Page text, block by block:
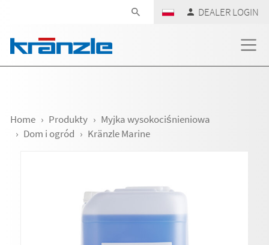
DEALER LOGIN
Home Produkty
Myjka wysokociśnieniowa
Dom i ogród
Kränzle Marine